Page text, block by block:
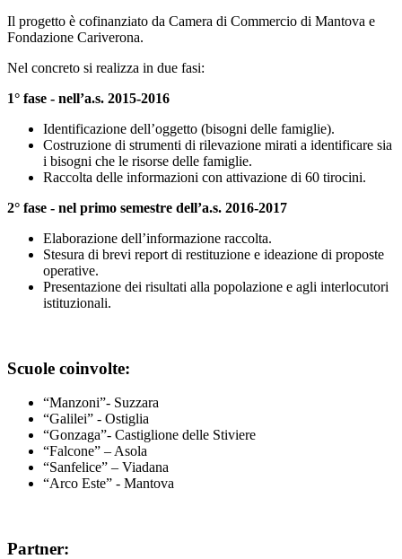
Il progetto è cofinanziato da Camera di Commercio di Mantova e
Fondazione Cariverona.
Nel concreto si realizza in due fasi:
1° fase - nell’a.s. 2015-2016
Identificazione dell’oggetto (bisogni delle famiglie).
Costruzione di strumenti di rilevazione mirati a identificare sia
i bisogni che le risorse delle famiglie.
Raccolta delle informazioni con attivazione di 60 tirocini.
2° fase - nel primo semestre dell’a.s. 2016-2017
Elaborazione dell’informazione raccolta.
Stesura di brevi report di restituzione e ideazione di proposte
operative.
Presentazione dei risultati alla popolazione e agli interlocutori
istituzionali.
Scuole coinvolte:
“Manzoni”- Suzzara
“Galilei” - Ostiglia
“Gonzaga”- Castiglione delle Stiviere
“Falcone” – Asola
“Sanfelice” – Viadana
“Arco Este” - Mantova
Partner: